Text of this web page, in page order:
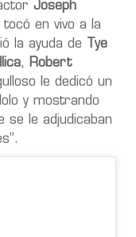
Joseph
tocó en vivo a la
la ayuda de
Tye
,
Robert
le dedicó un
y mostrando
se le adjudicaban